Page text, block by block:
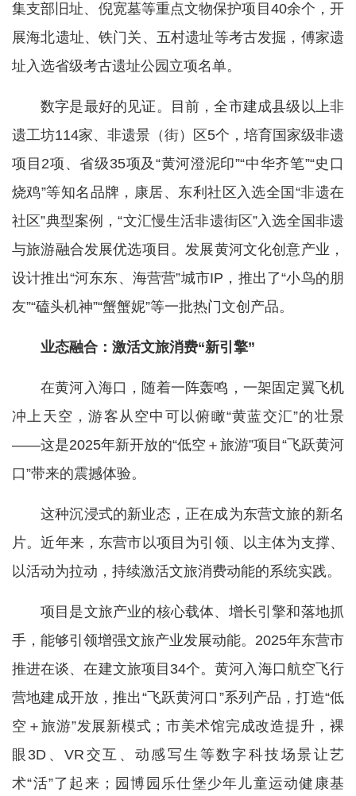
集支部旧址、倪宽墓等重点文物保护项目40余个，开
展海北遗址、铁门关、五村遗址等考古发掘，傅家遗
址入选省级考古遗址公园立项名单。
数字是最好的见证。目前，全市建成县级以上非
遗工坊114家、非遗景（街）区5个，培育国家级非遗
项目2项、省级35项及“黄河澄泥印”“中华齐笔”“史口
烧鸡”等知名品牌，康居、东利社区入选全国“非遗在
社区”典型案例，“文汇慢生活非遗街区”入选全国非遗
与旅游融合发展优选项目。发展黄河文化创意产业，
设计推出“河东东、海营营”城市IP，推出了“小鸟的朋
友”“磕头机神”“蟹蟹妮”等一批热门文创产品。
业态融合：激活文旅消费“新引擎”
在黄河入海口，随着一阵轰鸣，一架固定翼飞机
冲上天空，游客从空中可以俯瞰“黄蓝交汇”的壮景
——这是2025年新开放的“低空＋旅游”项目“飞跃黄河
口”带来的震撼体验。
这种沉浸式的新业态，正在成为东营文旅的新名
片。近年来，东营市以项目为引领、以主体为支撑、
以活动为拉动，持续激活文旅消费动能的系统实践。
项目是文旅产业的核心载体、增长引擎和落地抓
手，能够引领增强文旅产业发展动能。2025年东营市
推进在谈、在建文旅项目34个。黄河入海口航空飞行
营地建成开放，推出“飞跃黄河口”系列产品，打造“低
空＋旅游”发展新模式；市美术馆完成改造提升，裸
眼3D、VR交互、动感写生等数字科技场景让艺
术“活”了起来；园博园乐仕堡少年儿童运动健康基